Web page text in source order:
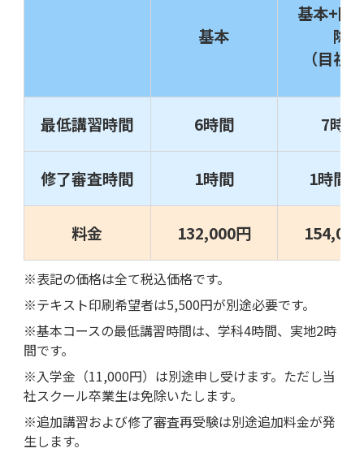
基本
基本+限
除
（目視
最低講習時間 6時間 7時間
修了審査時間 1時間 1時間
料金 132,000円
※表記の価格は全て税込価格です。
※テキスト印刷希望者は5,500円が別途必要です。
※基本コースの最低講習時間は、学科4時間、実地2時
間です。
※入学金（11,000円）は別途申し受けます。ただし当
社スクール卒業生は免除いたします。
※追加講習および修了審査再受験は別途追加料金が発
生します。